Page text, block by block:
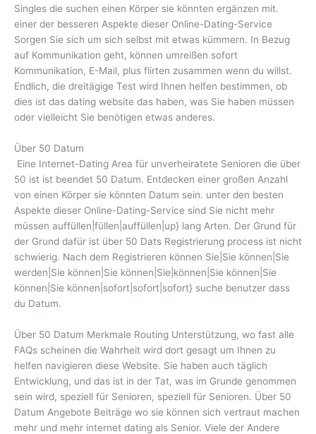
Singles die suchen einen Körper sie könnten ergänzen mit.
einer der besseren Aspekte dieser Online-Dating-Service
Sorgen Sie sich um sich selbst mit etwas kümmern. In Bezug
auf Kommunikation geht, können umreißen sofort
Kommunikation, E-Mail, plus flirten zusammen wenn du willst.
Endlich, die dreitägige Test wird Ihnen helfen bestimmen, ob
dies ist das dating website das haben, was Sie haben müssen
oder vielleicht Sie benötigen etwas anderes.
Über 50 Datum
Eine Internet-Dating Area für unverheiratete Senioren die über
50 ist ist beendet 50 Datum. Entdecken einer großen Anzahl
von einen Körper sie könnten Datum sein. unter den besten
Aspekte dieser Online-Dating-Service sind Sie nicht mehr
müssen auffüllen|füllen|auffüllen|up} lang Arten. Der Grund für
der Grund dafür ist über 50 Dats Registrierung process ist nicht
schwierig. Nach dem Registrieren können Sie|Sie können|Sie
werden|Sie können|Sie können|Sie|können|Sie können|Sie
können|Sie können|sofort|sofort|sofort} suche benutzer dass
du Datum.
Über 50 Datum Merkmale Routing Unterstützung, wo fast alle
FAQs scheinen die Wahrheit wird dort gesagt um Ihnen zu
helfen navigieren diese Website. Sie haben auch täglich
Entwicklung, und das ist in der Tat, was im Grunde genommen
sein wird, speziell für Senioren, speziell für Senioren. Über 50
Datum Angebote Beiträge wo sie können sich vertraut machen
mehr und mehr internet dating als Senior. Viele der Andere